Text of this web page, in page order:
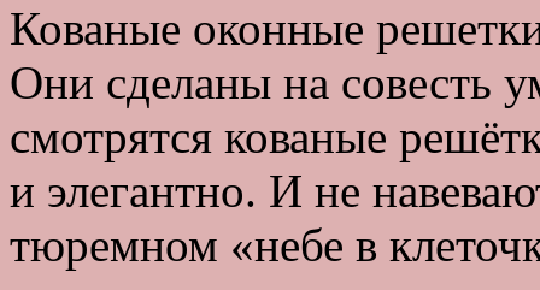
Кованые оконные
Они сделаны на совесть
смотрятся кованые
и элегантно. И не
тюремном «небе в